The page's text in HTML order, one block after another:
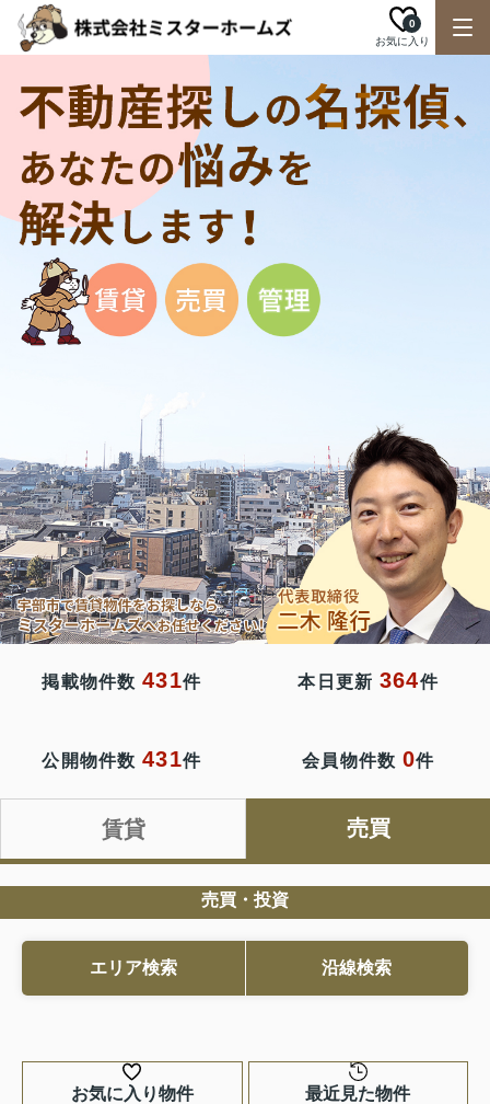
お気に入り
0
掲載物件数431件 本日更新 364件
公開物件数431件 会員物件数 0件
賃貸 売買
売買・投資
エリア検索 沿線検索
お気に入り物件 最近見た物件